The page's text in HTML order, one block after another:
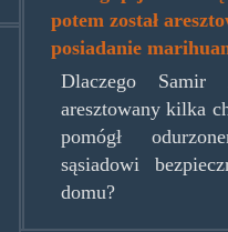
moments-
later-
marijuana-
possession-
featured.jpg
potem został
posiadanie
Dlaczego Samir
aresztowany kilka
pomógł
sąsiadowi
domu?